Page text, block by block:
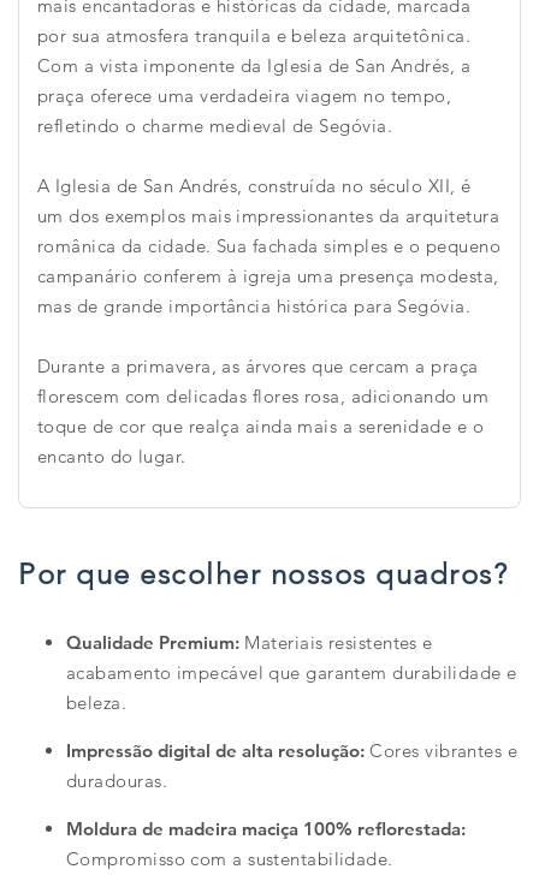
mais encantadoras e históricas da cidade, marcada
por sua atmosfera tranquila e beleza arquitetônica.
Com a vista imponente da Iglesia de San Andrés, a
praça oferece uma verdadeira viagem no tempo,
refletindo o charme medieval de Segóvia.
A Iglesia de San Andrés, construída no século XII, é
um dos exemplos mais impressionantes da arquitetura
românica da cidade. Sua fachada simples e o pequeno
campanário conferem à igreja uma presença modesta,
mas de grande importância histórica para Segóvia.
Durante a primavera, as árvores que cercam a praça
florescem com delicadas flores rosa, adicionando um
toque de cor que realça ainda mais a serenidade e o
encanto do lugar.
Por que escolher nossos quadros?
Qualidade Premium: Materiais resistentes e
acabamento impecável que garantem durabilidade e
beleza.
Impressão digital de alta resolução: Cores vibrantes e
duradouras.
Moldura de madeira maciça 100% reflorestada:
Compromisso com a sustentabilidade.